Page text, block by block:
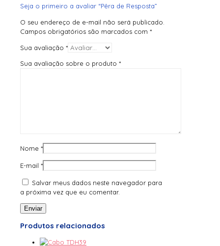
Seja o primeiro a avaliar “Pêra de Resposta”
O seu endereço de e-mail não será publicado.
Campos obrigatórios são marcados com *
Sua avaliação *
Sua avaliação sobre o produto *
Nome *
E-mail *
Salvar meus dados neste navegador para
a próxima vez que eu comentar.
Produtos relacionados